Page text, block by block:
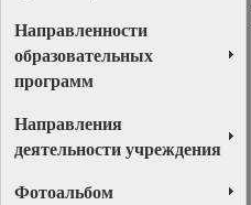
Направленности
образовательных
программ
Направления
деятельности учреждения
Фотоальбом